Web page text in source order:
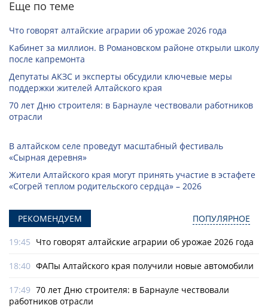
Еще по теме
Что говорят алтайские аграрии об урожае 2026 года
Кабинет за миллион. В Романовском районе открыли школу
после капремонта
Депутаты АКЗС и эксперты обсудили ключевые меры
поддержки жителей Алтайского края
70 лет Дню строителя: в Барнауле чествовали работников
отрасли
В алтайском селе проведут масштабный фестиваль
«Сырная деревня»
Жители Алтайского края могут принять участие в эстафете
«Согрей теплом родительского сердца» – 2026
РЕКОМЕНДУЕМ ПОПУЛЯРНОЕ
19:45 Что говорят алтайские аграрии об урожае 2026 года
18:40 ФАПы Алтайского края получили новые автомобили
17:49 70 лет Дню строителя: в Барнауле чествовали
работников отрасли